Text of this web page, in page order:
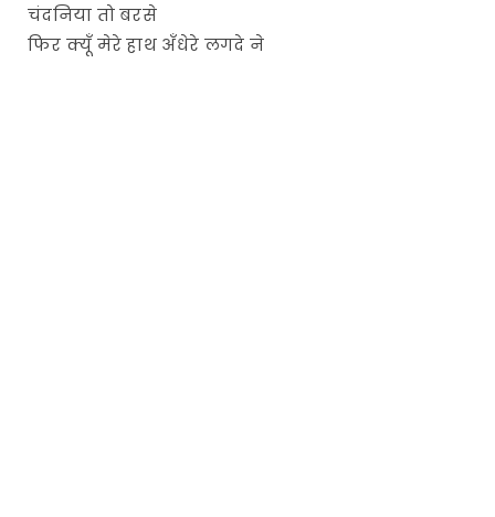
चंदनिया तो बरसे
फिर क्यूँ मेरे हाथ अँधेरे लगदे ने